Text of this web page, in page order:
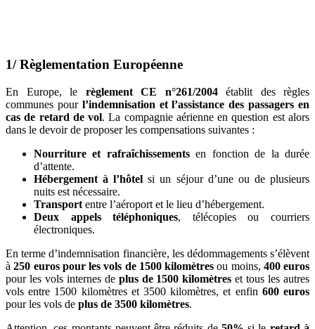
1/ Règlementation Européenne
En Europe, le règlement CE n°261/2004établit des règles
communes pour l’indemnisation et l’assistance des passagers en
cas de retard de vol. La compagnie aérienne en question est alors
dans le devoir de proposer les compensations suivantes :
Nourriture et rafraîchissementsen fonction de la durée
d’attente.
Hébergement à l’hôtel si un séjour d’une ou de plusieurs
nuits est nécessaire.
Transport entre l’aéroport et le lieu d’hébergement.
Deux appels téléphoniques, télécopies ou courriers
électroniques.
En terme d’indemnisation financière, les dédommagements s’élèvent
à 250 euros pour les vols de 1500 kilomètres ou moins, 400 euros
pour les vols internes de plus de 1500 kilomètres et tous les autres
vols entre 1500 kilomètres et 3500 kilomètres, et enfin 600 euros
pour les vols de plus de 3500 kilomètres.